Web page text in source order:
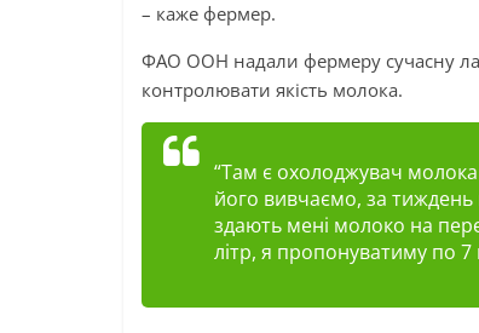
– каже фермер.
ФАО ООН надали фермеру сучасну
контролювати якість молока.
“Там є охолоджувач
його вивчаємо, за
здають мені молоко на
літр, я пропонуватиму по 7